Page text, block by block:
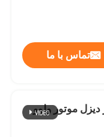
تماس با ما
دیزل موتور ولوو